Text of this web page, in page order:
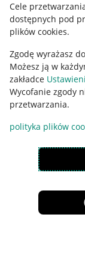
Cele
dostępnych pod
plików cookies.
Zgodę wyrażasz
Możesz ją w
zakładce
Wycofanie zgody
przetwarzania.
polityka plików
Udostępnianie
Informacje dla
Pobierz aplikację
Korzystanie z